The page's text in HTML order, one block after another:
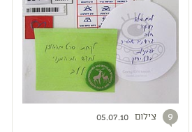
9 צילום 05.07.10